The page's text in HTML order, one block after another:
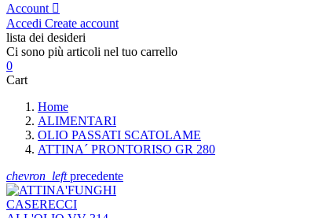
Account
Accedi Create account
lista dei desideri
Ci sono più articoli nel tuo carrello
0
Cart
Home
ALIMENTARI
OLIO PASSATI SCATOLAME
ATTINA´ PRONTORISO GR 280
chevron_leftprecedente